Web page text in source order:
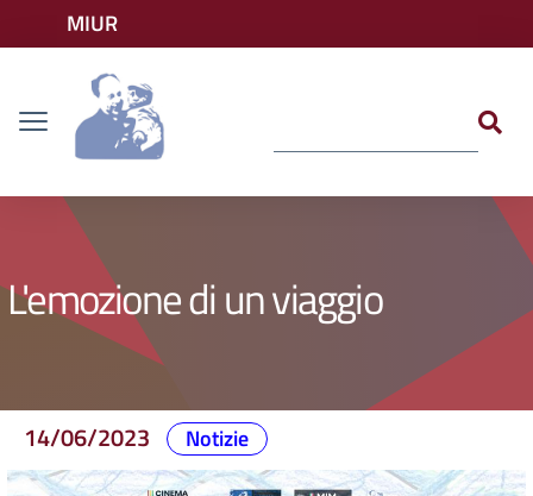
Vai ai contenuti
Vai al menu di navigazione
Vai al footer
MIUR
L'emozione di un viaggio
14/06/2023 Notizie